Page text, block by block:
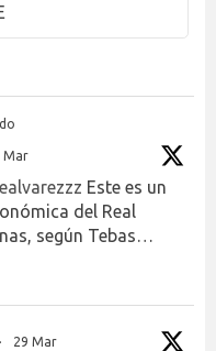
Mar
Este es un
del Real
según Tebas…
· 29 Mar